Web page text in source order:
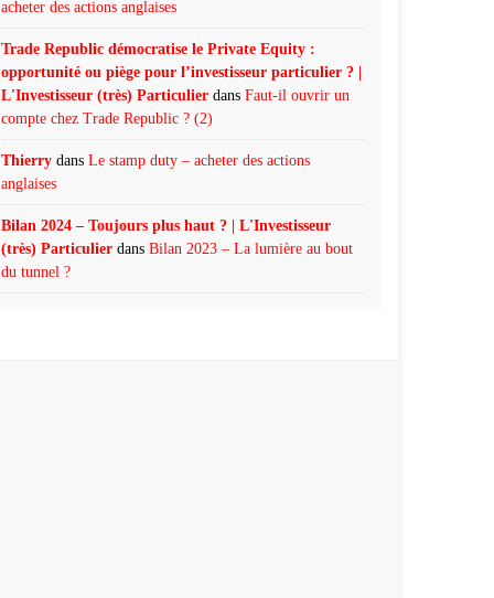
acheter des actions anglaises
Trade Republic démocratise le Private Equity :
opportunité ou piège pour l’investisseur particulier ? |
L'Investisseur (très) Particulier dans Faut-il ouvrir un
compte chez Trade Republic ? (2)
Thierry dans Le stamp duty – acheter des actions
anglaises
Bilan 2024 – Toujours plus haut ? | L'Investisseur
(très) Particulier dans Bilan 2023 – La lumière au bout
du tunnel ?